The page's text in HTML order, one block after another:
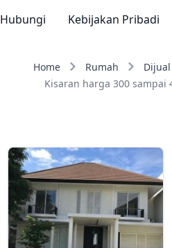
Hubungi Kebijakan Pribadi
Home Rumah Dijual
Kisaran harga 300 sampai